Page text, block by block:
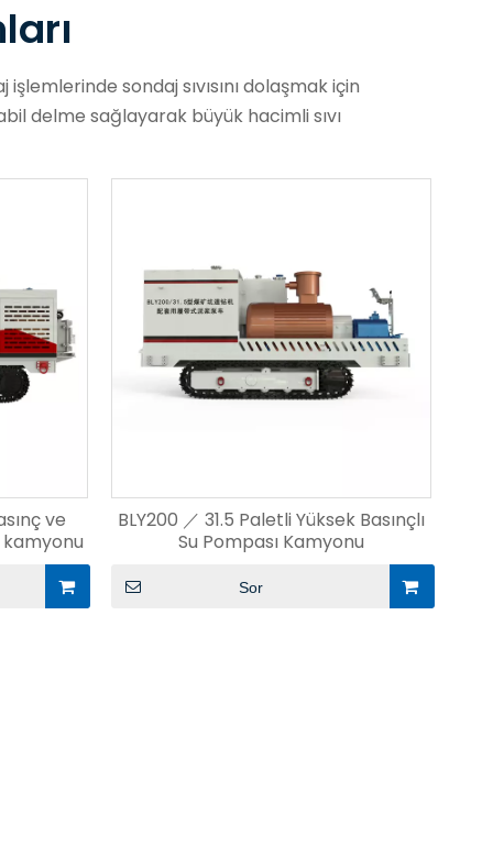
sondaj sıvısını dolaşmak için
delme sağlayarak büyük hacimli sıvı
ve
kamyonu
BLY200 ／ 31.5 Paletli Yüksek Basınçlı
Su Pompası Kamyonu
Sor